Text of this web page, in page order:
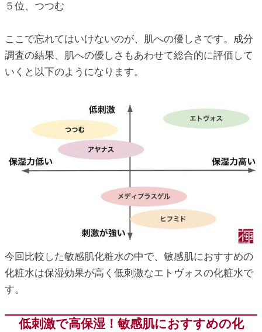
５位、つつむ
ここで忘れてはいけないのが、肌への優しさです。成分
調査の結果、肌への優しさもあわせて総合的に評価して
いくと以下のようになります。
今回比較した敏感肌化粧水の中で、敏感肌におすすめの
化粧水は保湿効果が高く低刺激なエトヴォスの化粧水で
す。
低刺激で高保湿！敏感肌におすすめの化